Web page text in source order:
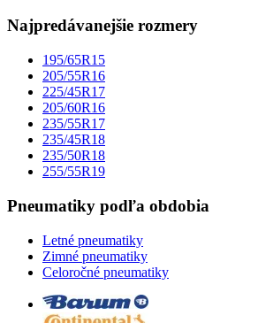
Najpredávanejšie rozmery
195/65R15
205/55R16
225/45R17
205/60R16
235/55R17
235/45R18
235/50R18
255/55R19
Pneumatiky podľa obdobia
Letné pneumatiky
Zimné pneumatiky
Celoročné pneumatiky